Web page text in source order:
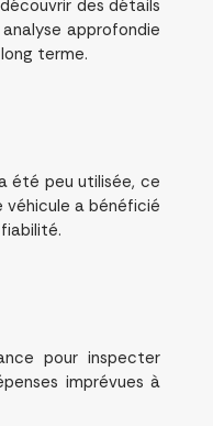
des détails
approfondie
terme.
été peu utilisée, ce
a bénéficié
pour inspecter
imprévues à